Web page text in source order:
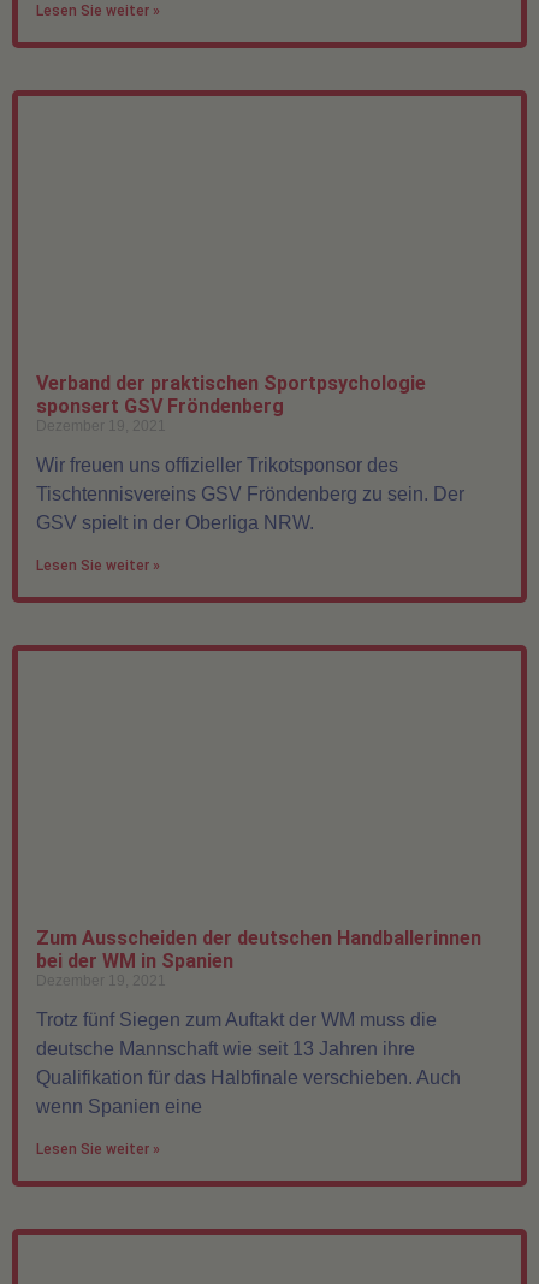
Lesen Sie weiter »
Verband der praktischen Sportpsychologie
sponsert GSV Fröndenberg
Dezember 19, 2021
Wir freuen uns offizieller Trikotsponsor des
Tischtennisvereins GSV Fröndenberg zu sein. Der
GSV spielt in der Oberliga NRW.
Lesen Sie weiter »
Zum Ausscheiden der deutschen Handballerinnen
bei der WM in Spanien
Dezember 19, 2021
Trotz fünf Siegen zum Auftakt der WM muss die
deutsche Mannschaft wie seit 13 Jahren ihre
Qualifikation für das Halbfinale verschieben. Auch
wenn Spanien eine
Lesen Sie weiter »